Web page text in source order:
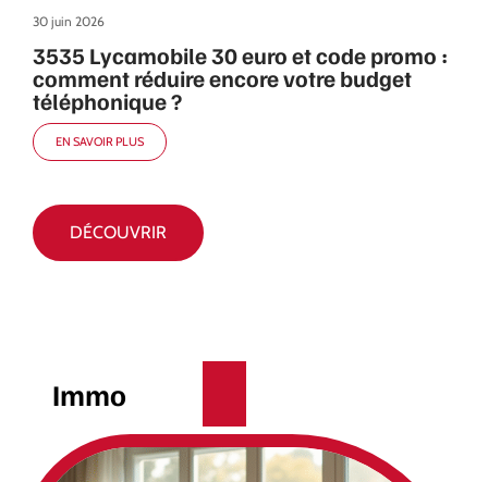
30 juin 2026
3535 Lycamobile 30 euro et code promo :
comment réduire encore votre budget
téléphonique ?
EN SAVOIR PLUS
DÉCOUVRIR
Immo